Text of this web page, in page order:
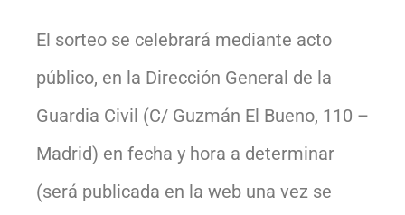
El sorteo se celebrará mediante acto
público, en la Dirección General de la
Guardia Civil (C/ Guzmán El Bueno, 110 –
Madrid) en fecha y hora a determinar
(será publicada en la web una vez se